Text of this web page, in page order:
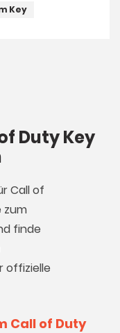
Key
Duty Key
Call of
zum
finde
offizielle
Call of Duty